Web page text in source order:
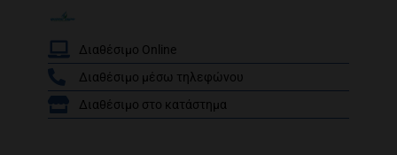
/
Διαθέσιμο Online
Διαθέσιμο μέσω τηλεφώνου
Διαθέσιμο στο κατάστημα